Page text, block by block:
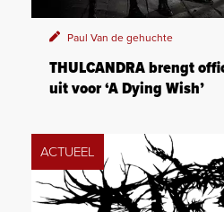
Paul Van de gehuchte
THULCANDRA brengt
uit voor ‘A Dying Wish’
ACTUEEL